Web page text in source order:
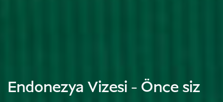
Endonezya Vizesi - Önce siz